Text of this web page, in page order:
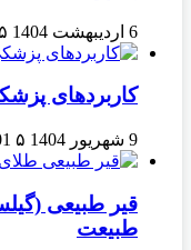
6 اردیبهشت 1404
کاربردهای
9 شهریور 1404 ۵
قیر طبیعی
طبیعت